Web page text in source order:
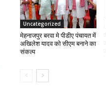
Uncategorized
मेहनाजपुर बरवा मे पीडीए पंचायत में
अखिलेश यादव को सीएम बनाने का
संकल्प